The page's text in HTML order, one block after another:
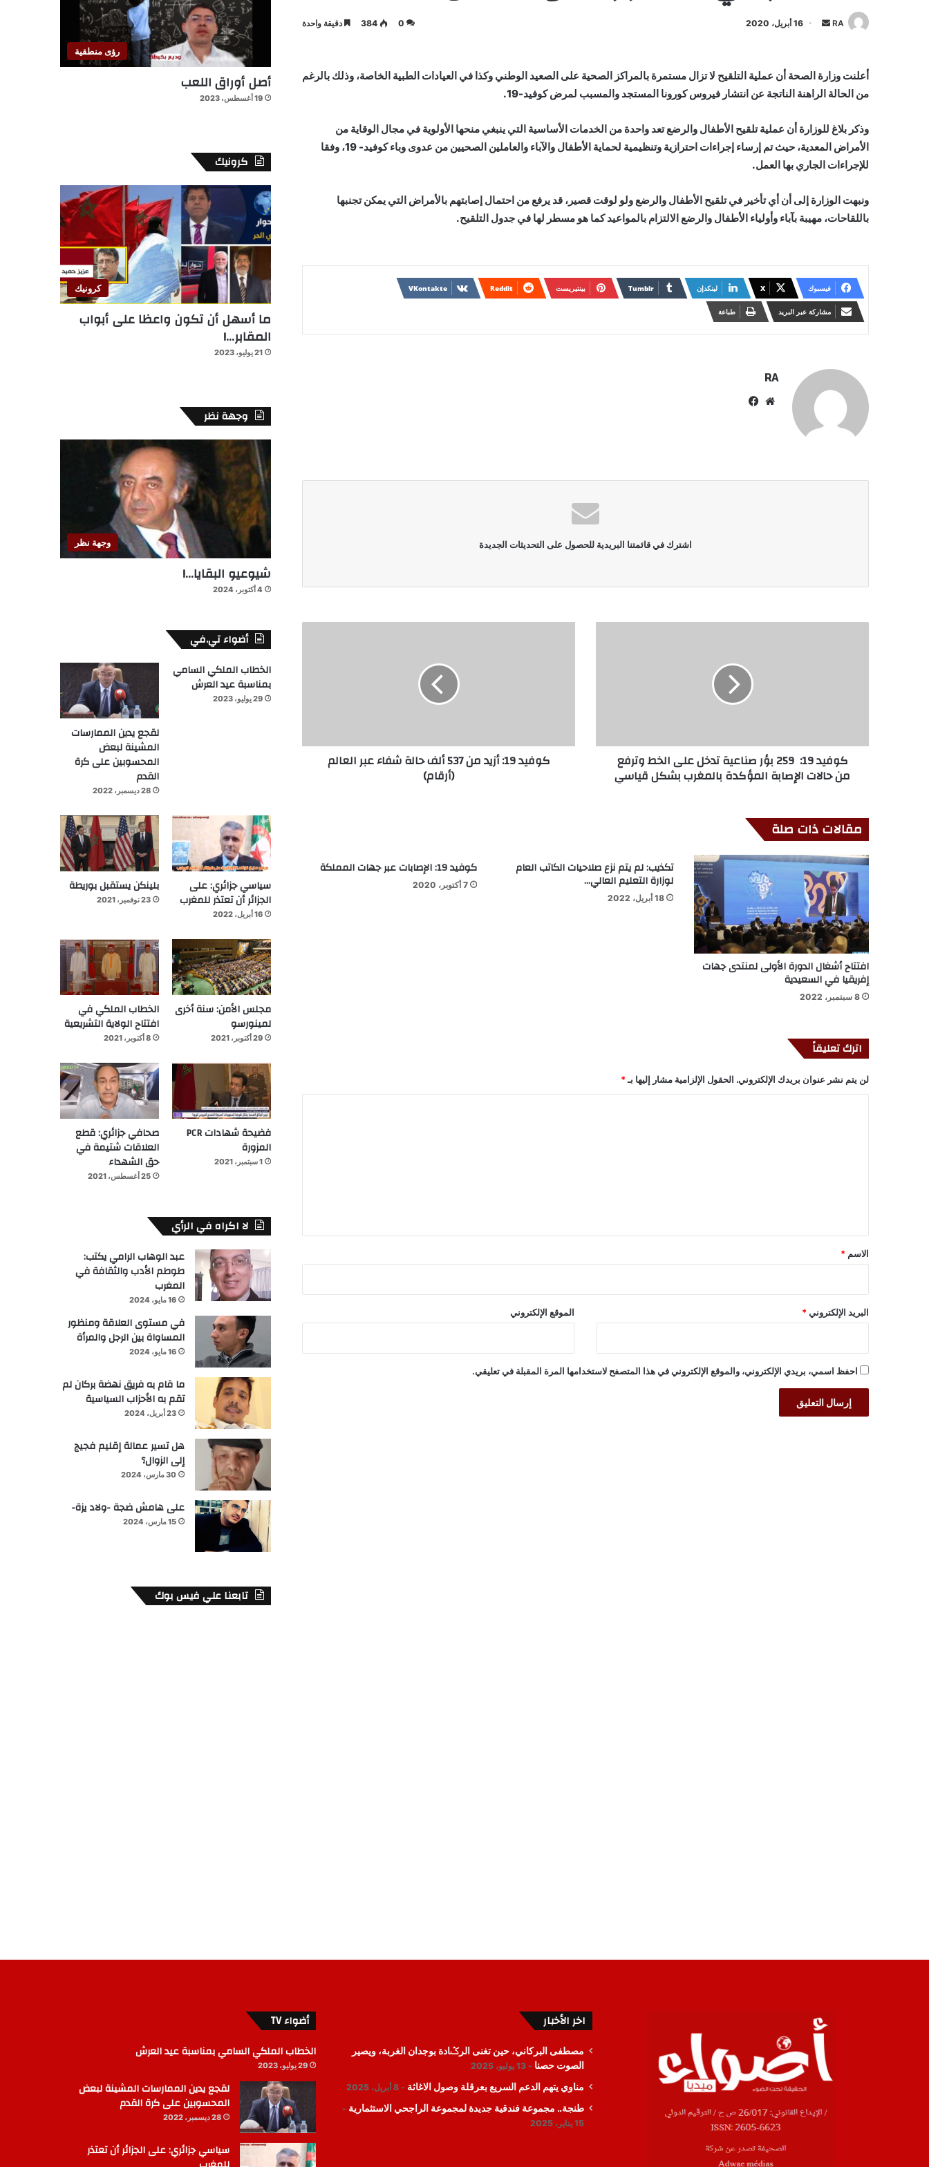
RA
أرسل 16 أبريل، 2020 0
384 دقيقة واحدة
أعلنت وزارة الصحة أن عملية التلقيح لا تزال مستمرة بالمراكز الصحية على الصعيد الوطني وكذا في العيادات الطبية الخاصة، وذلك بالرغم
من الحالة الراهنة الناتجة عن انتشار فيروس كورونا المستجد والمسبب لمرض كوفيد-19.
وذكر بلاغ للوزارة أن عملية تلقيح الأطفال والرضع تعد واحدة من الخدمات الأساسية التي ينبغي منحها الأولوية في مجال الوقاية من
الأمراض المعدية، حيث تم إرساء إجراءات احترازية وتنظيمية لحماية الأطفال والآباء والعاملين الصحيين من عدوى وباء كوفيد- 19، وفقا
للإجراءات الجاري بها العمل.
ونبهت الوزارة إلى أن أي تأخير في تلقيح الأطفال والرضع ولو لوقت قصير، قد يرفع من احتمال إصابتهم بالأمراض التي يمكن تجنبها
باللقاحات، مهيبة بآباء وأولياء الأطفال والرضع الالتزام بالمواعيد كما هو مسطر لها في جدول التلقيح.
فيسبوك X لينكدإن بينتيريست
مشاركة عبر البريد طباعة
RA
موقع
اشترك في قائمتنا البريدية للحصول على التحديثات الجديدة
كوفيد 19: 259 بؤر صناعية تدخل على الخط وترفع
من حالات الإصابة المؤكدة بالمغرب بشكل قياسي
كوفيد 19: أزيد من 537 ألف حالة شفاء عبر العالم
(أرقام)
مقالات ذات صلة
افتتاح أشغال الدورة الأولى لمنتدى جهات
إفريقيا في السعيدية
8 سبتمبر، 2022
تكذيب: لم يتم نزع صلاحيات الكاتب العام
لوزارة التعليم العالي…
18 أبريل، 2022
كوفيد 19: الإصابات عبر جهات المملكة
7 أكتوبر، 2020
اترك تعليقاً
لن يتم نشر عنوان بريدك الإلكتروني. الحقول الإلزامية مشار إليها بـ *
*
الاسم *
البريد الإلكتروني * الموقع الإلكتروني
احفظ اسمي، بريدي الإلكتروني، والموقع الإلكتروني في هذا المتصفح لاستخدامها المرة المقبلة في تعليقي.
رؤى منطقية
أصل أوراق اللعب
19 أغسطس، 2023
كرونيك
كرونيك
ما أسهل أن تكون واعظا على أبواب
المقابر…!
21 يوليو، 2023
وجهة نظر
وجهة نظر
شيوعيو البقايا…!
4 أكتوبر، 2024
أضواء تي.في
الخطاب الملكي السامي
بمناسبة عيد العرش
29 يوليو، 2023
لقجع يدين الممارسات
المشينة لبعض
المحسوبين على كرة
القدم
28 ديسمبر، 2022
سياسي جزائري: على
الجزائر أن تعتذر للمغرب
16 أبريل، 2022
بلينكن يستقبل بوريطة
23 نوفمبر، 2021
مجلس الأمن: سنة أخرى
لمينورسو
29 أكتوبر، 2021
الخطاب الملكي في
افتتاح الولاية التشريعية
8 أكتوبر، 2021
فضيحة شهادات PCR
المزورة
1 سبتمبر، 2021
صحافي جزائري: قطع
العلاقات شتيمة في
حق الشهداء
25 أغسطس، 2021
لا اكراه في الرأي
عبد الوهاب الرامي يكتب:
طوطم الأدب والثقافة في
المغرب
16 مايو، 2024
في مستوى العلاقة ومنظور
المساواة بين الرجل والمرأة
16 مايو، 2024
ما قام به فريق نهضة بركان لم
تقم به الأحزاب السياسية
23 أبريل، 2024
هل تسير عمالة إقليم فجيج
إلى الزوال؟
30 مارس، 2024
على هامش ضجة -ولاد يزة-
15 مارس، 2024
تابعنا علي فيس بوك
اخر الأخبار
مصطفى البركاني، حين تغنى الرݣادة بوجدان الغربة، ويصير
الصوت حصنا
13 يوليو، 2025
مناوي يتهم الدعم السريع بعرقلة وصول الاغاثة 8 أبريل، 2025
طنجة.. مجموعة فندقية جديدة لمجموعة الراجحي الاستثمارية
15 يناير، 2025
أضواء TV
الخطاب الملكي السامي بمناسبة عيد العرش
29 يوليو، 2023
لقجع يدين الممارسات المشينة لبعض
المحسوبين على كرة القدم
28 ديسمبر، 2022
سياسي جزائري: على الجزائر أن تعتذر